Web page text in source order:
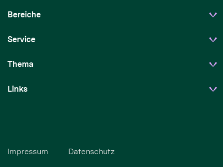
Bereiche
Service
Thema
Links
Impressum Datenschutz